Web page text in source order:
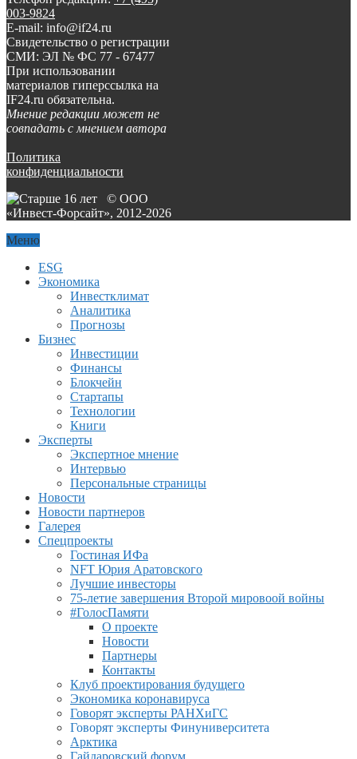
003-9824
E-mail: info@if24.ru
Свидетельство о регистрации
СМИ: ЭЛ № ФС 77 - 67477
При использовании
материалов гиперссылка на
IF24.ru обязательна.
Мнение редакции может не
совпадать с мнением автора
Политика
конфиденциальности
© ООО
«Инвест-Форсайт», 2012-2026
Меню
ESG
Экономика
Инвестклимат
Аналитика
Прогнозы
Бизнес
Инвестиции
Финансы
Блокчейн
Стартапы
Технологии
Книги
Эксперты
Экспертное мнение
Интервью
Персональные страницы
Новости
Новости партнеров
Галерея
Спецпроекты
Гостиная ИФа
NFT Юрия Аратовского
Лучшие инвесторы
75-летие завершения Второй мировоой войны
#ГолосПамяти
О проекте
Новости
Партнеры
Контакты
Клуб проектирования будущего
Экономика коронавируса
Говорят эксперты РАНХиГС
Говорят эксперты Финуниверситета
Арктика
Гайдаровский форум